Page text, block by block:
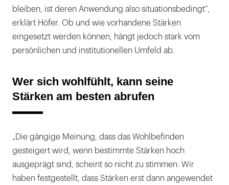
bleiben, ist deren Anwendung also situationsbedingt“,
erklärt Höfer. Ob und wie vorhandene Stärken
eingesetzt werden können, hängt jedoch stark vom
persönlichen und institutionellen Umfeld ab.
Wer sich wohlfühlt, kann seine
Stärken am besten abrufen
„Die gängige Meinung, dass das Wohlbefinden
gesteigert wird, wenn bestimmte Stärken hoch
ausgeprägt sind, scheint so nicht zu stimmen. Wir
haben festgestellt, dass Stärken erst dann angewendet